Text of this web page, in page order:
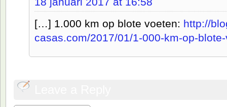
[…] 1.000 km op blote voeten: http://
casas.com/2017/01/1-000-km-op-